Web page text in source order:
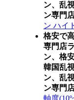
ン、乱
ン専門
ン ハイ
格安で
専門店
ン、格
韓国乱
ン、乱
ン専門
軸度